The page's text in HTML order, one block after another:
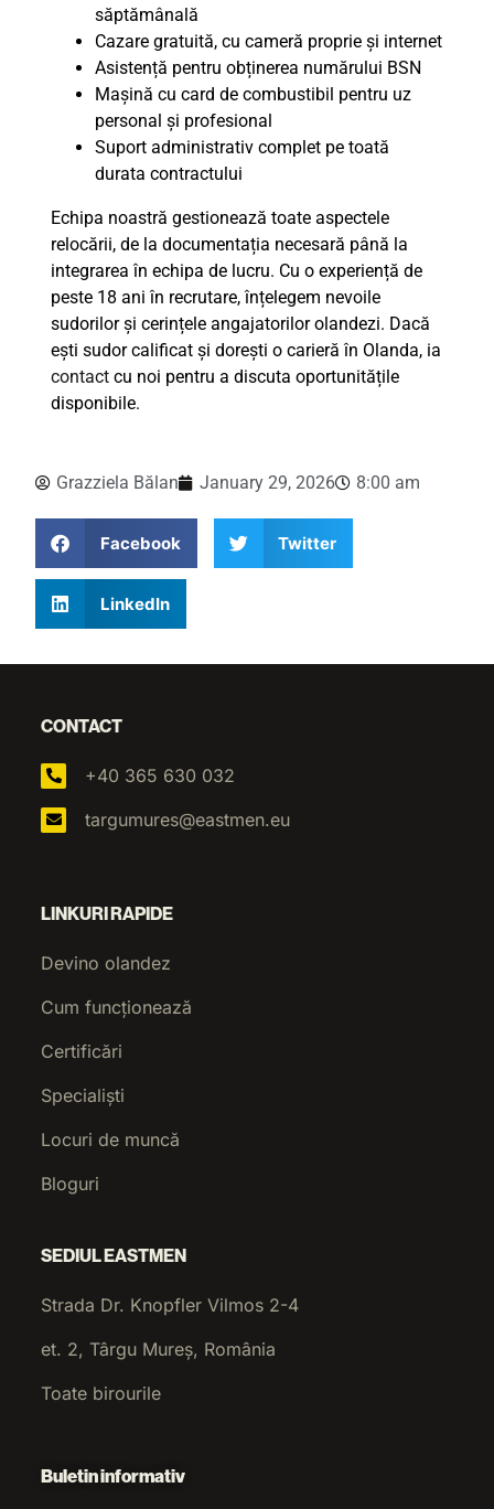
săptămânală
Cazare gratuită, cu cameră proprie și internet
Asistență pentru obținerea numărului BSN
Mașină cu card de combustibil pentru uz
personal și profesional
Suport administrativ complet pe toată
durata contractului
Echipa noastră gestionează toate aspectele
relocării, de la documentația necesară până la
integrarea în echipa de lucru. Cu o experiență de
peste 18 ani în recrutare, înțelegem nevoile
sudorilor și cerințele angajatorilor olandezi. Dacă
ești sudor calificat și dorești o carieră în Olanda, ia
contact cu noi pentru a discuta oportunitățile
disponibile.
Grazziela Bălan January 29, 2026 8:00 am
Facebook Twitter
LinkedIn
CONTACT
+40 365 630 032
targumures@eastmen.eu
LINKURI RAPIDE
Devino olandez
Cum funcționează
Certificări
Specialiști
Locuri de muncă
Bloguri
SEDIUL EASTMEN
Strada Dr. Knopfler Vilmos 2-4
et. 2, Târgu Mureș, România
Toate birourile
Buletin informativ